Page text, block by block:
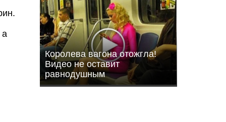
а
Королева вагона отожгла!
Видео не оставит
равнодушным